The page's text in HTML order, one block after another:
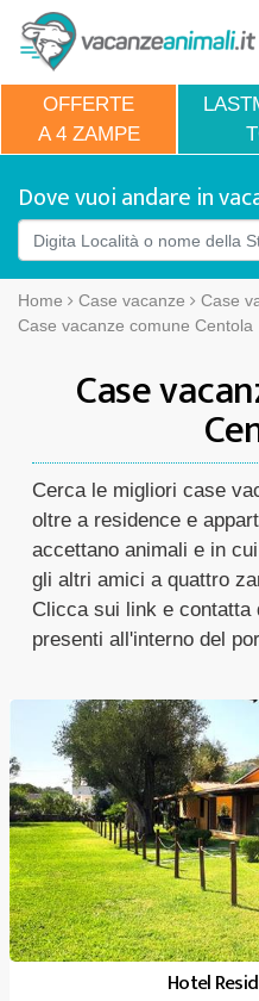
OFFERTE
A 4 ZAMPE
Dove vuoi andare in
Home Case vacanze
Case
Case vacanze comune Centola
Case
Cerca le migliori case
oltre a residence e
accettano animali e in
gli altri amici a quattro
Clicca sui link e contatta
presenti all'interno del
Hotel